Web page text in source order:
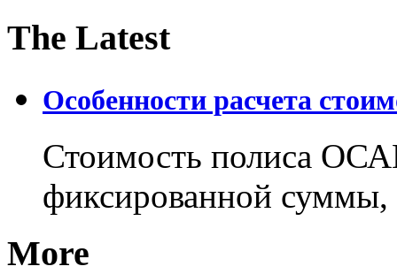
The Latest
Особенности расчета
Стоимость полиса
фиксированной
More